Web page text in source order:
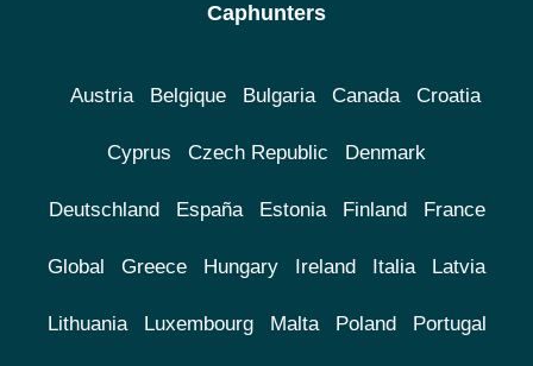
Caphunters
Austria Belgique Bulgaria Canada Croatia
Cyprus Czech Republic Denmark
Deutschland España Estonia Finland France
Global Greece Hungary Ireland Italia Latvia
Lithuania Luxembourg Malta Poland Portugal